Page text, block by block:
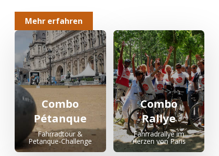
Mehr erfahren
Combo
Pétanque
Fahrradtour &
Petanque-Challenge
Combo
Rallye
Fahrradrallye im
Herzen von Paris